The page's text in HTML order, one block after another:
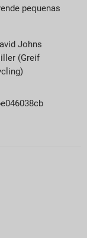
pequenas
Johns
(Greif